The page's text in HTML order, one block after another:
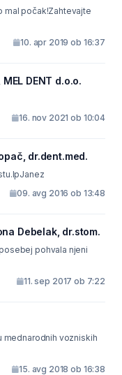
mal počak!Zahtevajte
10. apr 2019 ob 16:37
DENT d.o.o.
16. nov 2021 ob 10:04
dr.dent.med.
09. avg 2016 ob 13:48
Debelak, dr.stom.
pohvala njeni
11. sep 2017 ob 7:22
mednarodnih vozniskih
15. avg 2018 ob 16:38